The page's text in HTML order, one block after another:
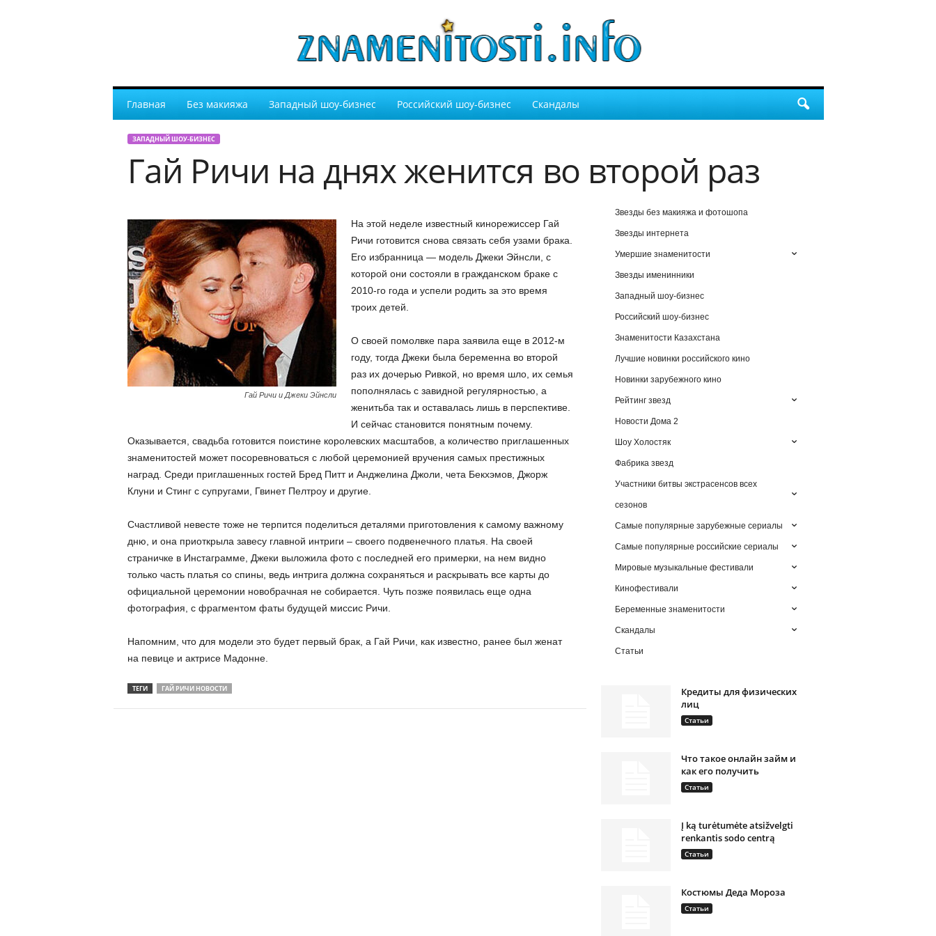
Главная Без макияжа Западный шоу-бизнес Российский шоу-бизнес Скандалы
ЗАПАДНЫЙ ШОУ-БИЗНЕС
Гай Ричи на днях женится во второй раз
Гай Ричи и Джеки Эйнсли
На этой неделе известный кинорежиссер Гай
Ричи готовится снова связать себя узами брака.
Его избранница — модель Джеки Эйнсли, с
которой они состояли в гражданском браке с
2010-го года и успели родить за это время
троих детей.
О своей помолвке пара заявила еще в 2012-м
году, тогда Джеки была беременна во второй
раз их дочерью Ривкой, но время шло, их семья
пополнялась с завидной регулярностью, а
женитьба так и оставалась лишь в перспективе.
И сейчас становится понятным почему.
Оказывается, свадьба готовится поистине королевских масштабов, а количество приглашенных
знаменитостей может посоревноваться с любой церемонией вручения самых престижных
наград. Среди приглашенных гостей Бред Питт и Анджелина Джоли, чета Бекхэмов, Джорж
Клуни и Стинг с супругами, Гвинет Пелтроу и другие.
Счастливой невесте тоже не терпится поделиться деталями приготовления к самому важному
дню, и она приоткрыла завесу главной интриги – своего подвенечного платья. На своей
страничке в Инстаграмме, Джеки выложила фото с последней его примерки, на нем видно
только часть платья со спины, ведь интрига должна сохраняться и раскрывать все карты до
официальной церемонии новобрачная не собирается. Чуть позже появилась еще одна
фотография, с фрагментом фаты будущей миссис Ричи.
Напомним, что для модели это будет первый брак, а Гай Ричи, как известно, ранее был женат
на певице и актрисе Мадонне.
ТЕГИ ГАЙ РИЧИ НОВОСТИ
Звезды без макияжа и фотошопа
Звезды интернета
Умершие знаменитости
Звезды именинники
Западный шоу-бизнес
Российский шоу-бизнес
Знаменитости Казахстана
Лучшие новинки российского кино
Новинки зарубежного кино
Рейтинг звезд
Новости Дома 2
Шоу Холостяк
Фабрика звезд
Участники битвы экстрасенсов всех
сезонов
Самые популярные зарубежные сериалы
Самые популярные российские сериалы
Мировые музыкальные фестивали
Кинофестивали
Беременные знаменитости
Скандалы
Статьи
Кредиты для физических
лиц
Статьи
Что такое онлайн займ и
как его получить
Статьи
Į ką turėtumėte atsižvelgti
renkantis sodo centrą
Статьи
Костюмы Деда Мороза
Статьи